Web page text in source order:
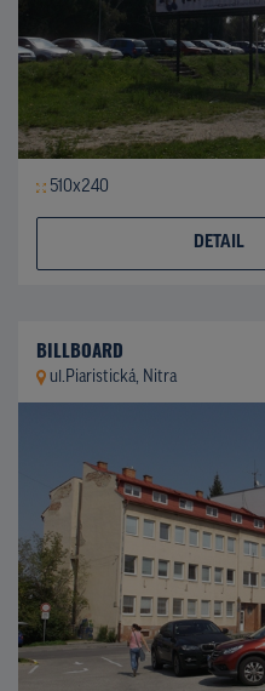
510x240
DETAIL
BILLBOARD
ul.Piaristická, Nitra